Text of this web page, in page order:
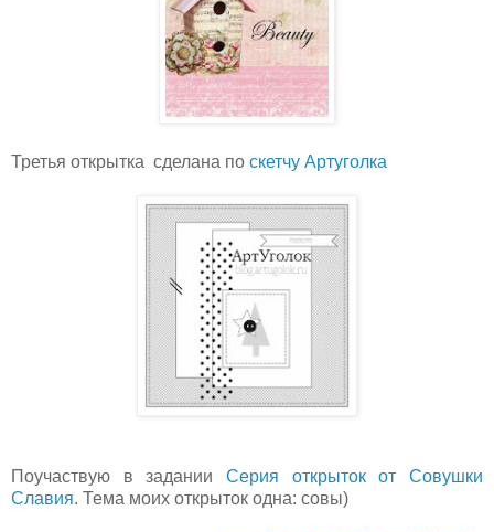
Третья открытка сделана по скетчу Артуголка
Поучаствую в задании Серия открыток от Совушки
Славия. Тема моих открыток одна: совы)